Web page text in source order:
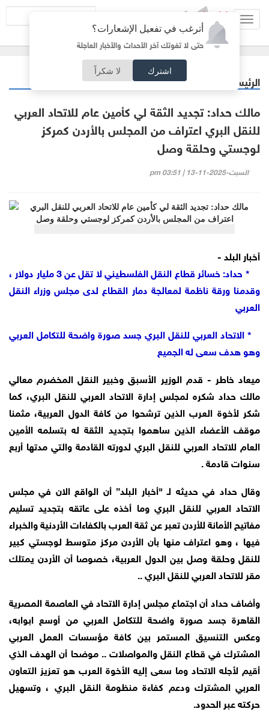
أترغب في تفعيل الإشعارات؟
حتى لا تفوتك آخر الأحداث والأخبار العاجلة
اشترك لا شكراً
الرئيسية
مالك حداد: تجديد الثقة لي كأمين عام للاتحاد العربي
للنقل البري اعتراف من المجلس بالأردن كمركز
لوجستي وحلقة وصل
السبت-2025-11-13 | 03:51 pm
أخبار البلد -
* حداد: خسائر قطاع النقل الفلسطيني لا تقل عن 3 مليار دولار ،
وقدمنا ورقة ناظمة لمعالجة دمار القطاع لدى مجلس وزراء النقل
العربي
* الاتحاد العربي للنقل البري جسد صورة واضحة للتكامل العربي
وهو هدف سعى له الجميع
ميعاد خاطر - قدم الوزير الأسبق وخبير النقل المخضرم معالي
مالك حداد شكره لمجلس إدارة الاتحاد العربي للنقل البري، كما
شكر لأخوة العرب الذين ترشحوا من كافة الدول العربية، مثمنا
موقف الأعضاء الذين ساهموا بتجديد الثقة له بتسلمه الأمين
العام للاتحاد العربي للنقل البري لدورته القادمة والتي مدتها أربع
سنوات قادمة .
وقال حداد في حديثه لـ "أخبار البلد” أن الواقع الان في مجلس
الاتحاد العربي للنقل البري وما أخذه على عاتقه بتجديد تسليم
مفاتيح الأمانة للأردن تعبر عن ثقة العرب بالكفاءات الأردنية والخبراء
فيها ، وهو اعتراف منها بأن الأردن مركز متوسط لوجستي كبير
للنقل وحلقة وصل بين الدول العربية، خصوصا أن الأردن يمتلك
مقر للاتحاد العربي للنقل البري ..
وأضاف حداد أن اجتماع مجلس إدارة الاتحاد في العاصمة المصرية
القاهرة جسد صورة واضحة للتكامل العربي من أوسع ابوابه،
وعكس التنسيق المستمر بين كافة مؤسسات العمل العربي
المشترك في قطاع النقل والمواصلات .. موضحا أن الهدف الذي
أقيم لأجله الاتحاد وما سعى إليه الأخوة العرب هو تعزيز التعاون
العربي المشترك ودعم كفاءة منظومة النقل البري ، وتسهيل
حركته عبر الحدود.